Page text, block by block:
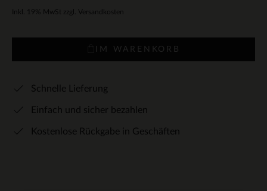
Inkl. 19% MwSt zzgl. Versandkosten
IM WARENKORB
Schnelle Lieferung
Einfach und sicher bezahlen
Kostenlose Rückgabe in Geschäften